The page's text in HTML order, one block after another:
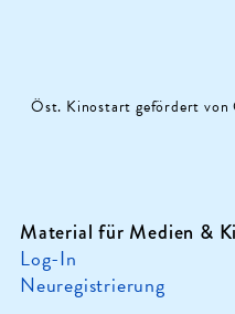
Öst. Kinostart gefördert von
Material für Medien &
Log-In
Neuregistrierung